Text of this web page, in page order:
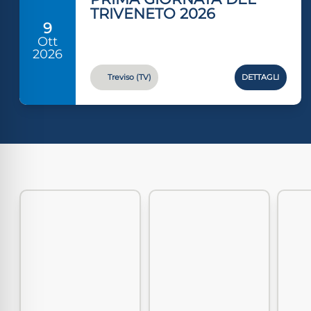
9
Ott
2026
TRIVENETO 2026
Treviso (TV) DETTAGLI